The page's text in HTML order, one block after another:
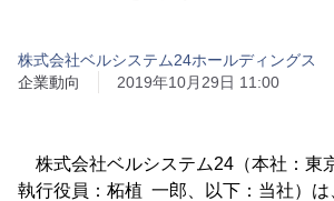
株式会社ベルシステム24ホールディングス
企業動向
2019年10月29日 11:00
株式会社ベルシステム24（本社：東
執行役員：柘植 一郎、以下：当社）は